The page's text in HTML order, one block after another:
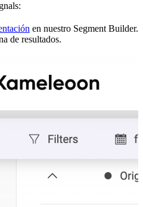
en nuestro Segment Builder.
de resultados.